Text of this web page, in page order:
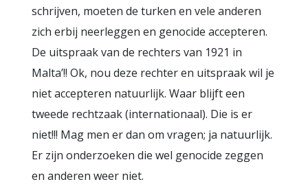
schrijven, moeten de turken en vele anderen
zich erbij neerleggen en genocide accepteren.
De uitspraak van de rechters van 1921 in
Malta’!! Ok, nou deze rechter en uitspraak wil je
niet accepteren natuurlijk. Waar blijft een
tweede rechtzaak (internationaal). Die is er
niet!!! Mag men er dan om vragen; ja natuurlijk.
Er zijn onderzoeken die wel genocide zeggen
en anderen weer niet.